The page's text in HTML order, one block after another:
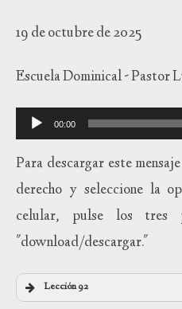
19 de octubre de 2025
Escuela Dominical - Pastor
Reproductor
de
audio
00:00
Para descargar este
derecho y seleccione la
celular, pulse los tres
"download/descargar."
Lección 92